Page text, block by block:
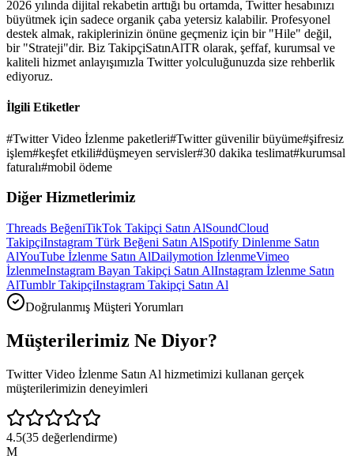
2026 yılında dijital rekabetin arttığı bu ortamda, Twitterhesabınızı
büyütmek için sadece organik çaba yetersiz kalabilir. Profesyonel
destek almak, rakiplerinizin önüne geçmeniz için bir "Hile" değil,
bir "Strateji"dir. Biz TakipçiSatınAlTR olarak, şeffaf, kurumsal ve
kaliteli hizmet anlayışımızla Twitteryolculuğunuzda size rehberlik
ediyoruz.
İlgili Etiketler
#Twitter Video İzlenme paketleri#Twitter güvenilir büyüme#şifresiz
işlem#keşfet etkili#düşmeyen servisler#30 dakika teslimat#kurumsal
faturalı#mobil ödeme
Diğer Hizmetlerimiz
Threads BeğeniTikTok Takipçi Satın AlSoundCloud
TakipçiInstagram Türk Beğeni Satın AlSpotify Dinlenme Satın
AlYouTube İzlenme Satın AlDailymotion İzlenmeVimeo
İzlenmeInstagram Bayan Takipçi Satın AlInstagram İzlenme Satın
AlTumblr TakipçiInstagram Takipçi Satın Al
Doğrulanmış Müşteri Yorumları
Müşterilerimiz Ne Diyor?
Twitter Video İzlenme Satın Al hizmetimizi kullanan gerçek
müşterilerimizin deneyimleri
4.5(35 değerlendirme)
M